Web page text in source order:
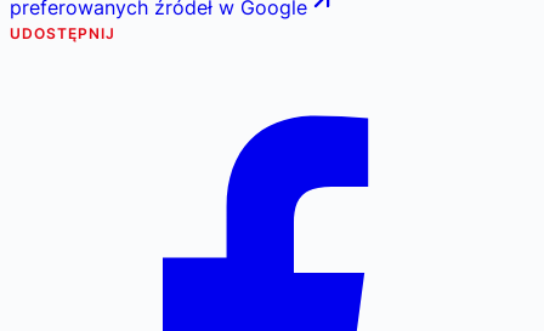
preferowanych źródeł w Google
UDOSTĘPNIJ